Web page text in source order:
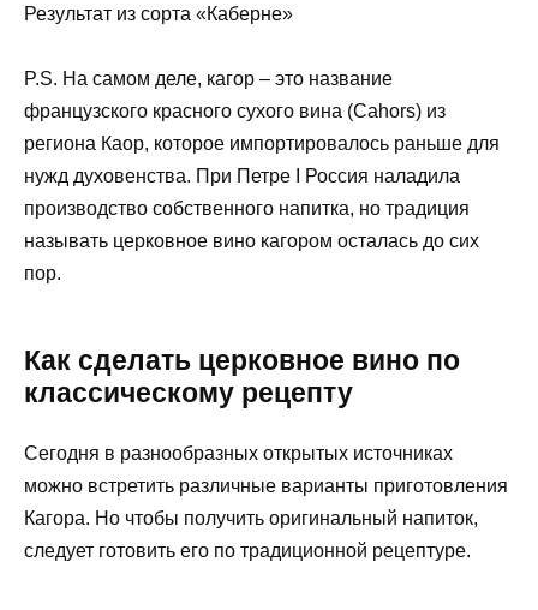
Результат из сорта «Каберне»
P.S. На самом деле, кагор – это название
французского красного сухого вина (Cahors) из
региона Каор, которое импортировалось раньше для
нужд духовенства. При Петре I Россия наладила
производство собственного напитка, но традиция
называть церковное вино кагором осталась до сих
пор.
Как сделать церковное вино по
классическому рецепту
Сегодня в разнообразных открытых источниках
можно встретить различные варианты приготовления
Кагора. Но чтобы получить оригинальный напиток,
следует готовить его по традиционной рецептуре.